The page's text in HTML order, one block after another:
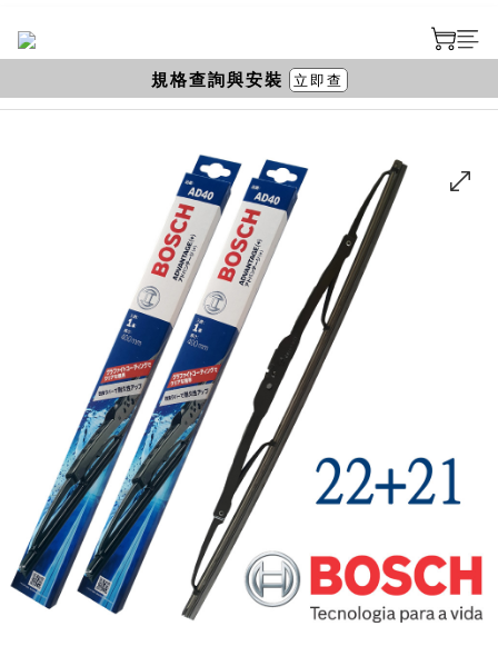
規格查詢與安裝 立即查